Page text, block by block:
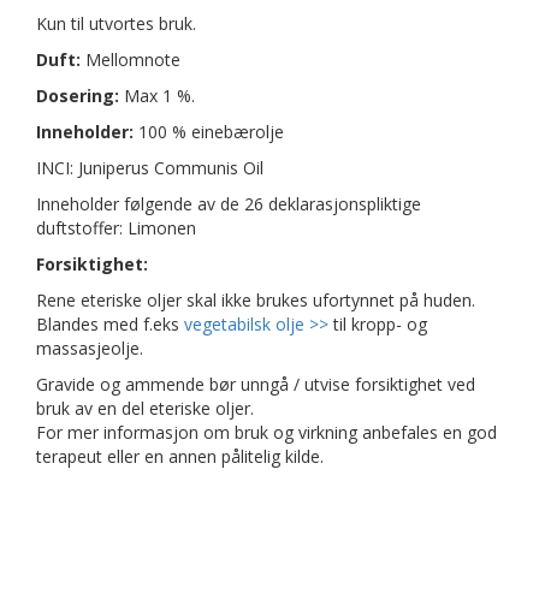
Kun til utvortes bruk.
Duft: Mellomnote
Dosering: Max 1 %.
Inneholder: 100 % einebærolje
INCI: Juniperus Communis Oil
Inneholder følgende av de 26 deklarasjonspliktige
duftstoffer: Limonen
Forsiktighet:
Rene eteriske oljer skal ikke brukes ufortynnet på huden.
Blandes med f.eks vegetabilsk olje >>til kropp- og
massasjeolje.
Gravide og ammende bør unngå / utvise forsiktighet ved
bruk av en del eteriske oljer.
For mer informasjon om bruk og virkning anbefales en god
terapeut eller en annen pålitelig kilde.